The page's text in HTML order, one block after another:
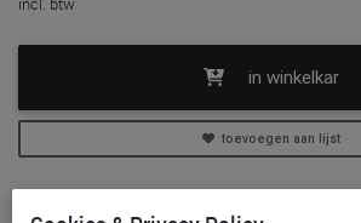
in winkelkar
toevoegen aan lijst